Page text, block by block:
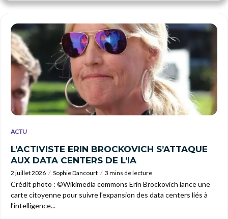
ACTU
L’ACTIVISTE ERIN BROCKOVICH S’ATTAQUE
AUX DATA CENTERS DE L’IA
2 juillet 2026 Sophie Dancourt 3 mins de lecture
Crédit photo : ©Wikimedia commons Erin Brockovich lance une
carte citoyenne pour suivre l’expansion des data centers liés à
l’intelligence...